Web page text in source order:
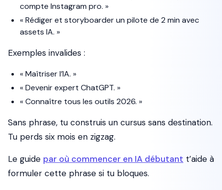
compte Instagram pro. »
« Rédiger et storyboarder un pilote de 2 min avec
assets IA. »
Exemples invalides :
« Maîtriser l’IA. »
« Devenir expert ChatGPT. »
« Connaître tous les outils 2026. »
Sans phrase, tu construis un cursus sans destination.
Tu perds six mois en zigzag.
Le guide par où commencer en IA débutant t’aide à
formuler cette phrase si tu bloques.